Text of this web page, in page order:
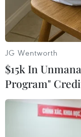
JG Wentworth
$15k In
Program"